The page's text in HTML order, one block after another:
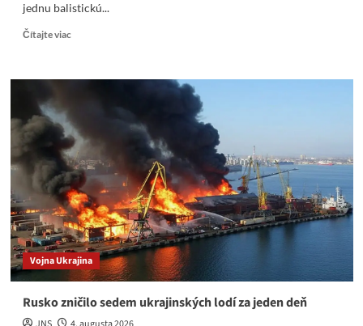
jednu balistickú...
Čítajte viacRead
Ohnivé
Kyjeve:
Ruské
sily
roztrhali
ukrajinské
hlavné
mesto
na
kusy
Vojna Ukrajina
Rusko zničilo sedem ukrajinských lodí za jeden deň